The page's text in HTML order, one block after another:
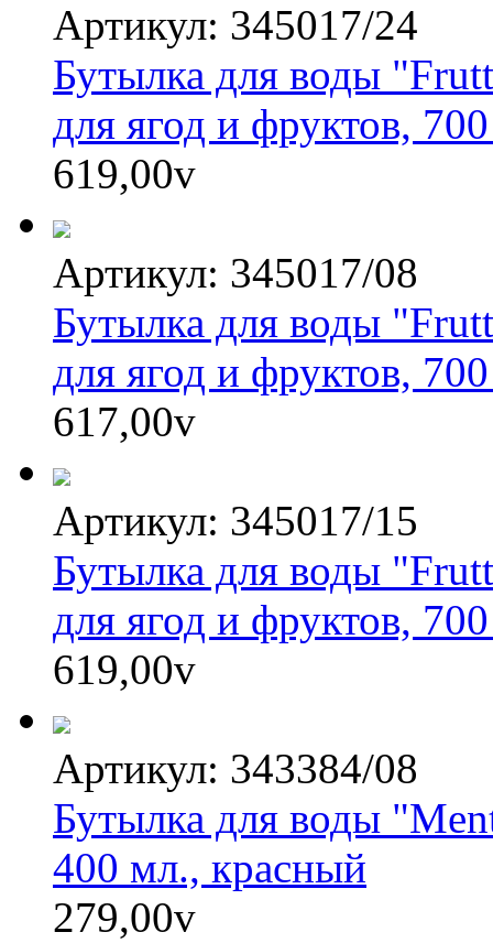
Артикул: 345017/24
Бутылка для воды
для ягод и фруктов,
619,00v
Артикул: 345017/08
Бутылка для воды
для ягод и фруктов,
617,00v
Артикул: 345017/15
Бутылка для воды
для ягод и фруктов,
619,00v
Артикул: 343384/08
Бутылка для воды
400 мл., красный
279,00v